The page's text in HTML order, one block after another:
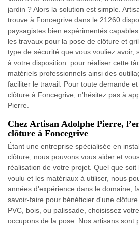
jardin ? Alors la solution est simple.
trouve à Foncegrive dans le 21260
paysagistes bien expérimentés
les travaux pour la pose de clôture et
type de sécurité que vous vouliez avoir,
à votre disposition. pour réaliser cette
matériels professionnels ainsi des
faciliter le travail. Pour toute demande
clôture à Foncegrive, n'hésitez pas à
Pierre.
Chez Artisan Adolphe Pierre,
clôture à Foncegrive
Étant une entreprise spécialisée en
clôture, nous pouvons vous aider et
réalisation de votre projet. Quel que
voulu et les matériaux à utiliser, nous
années d'expérience dans le domaine,
savoir-faire pour bénéficier d'une
PVC, bois, ou palissade, choisissez
occupons de la pose. Nos artisans sont